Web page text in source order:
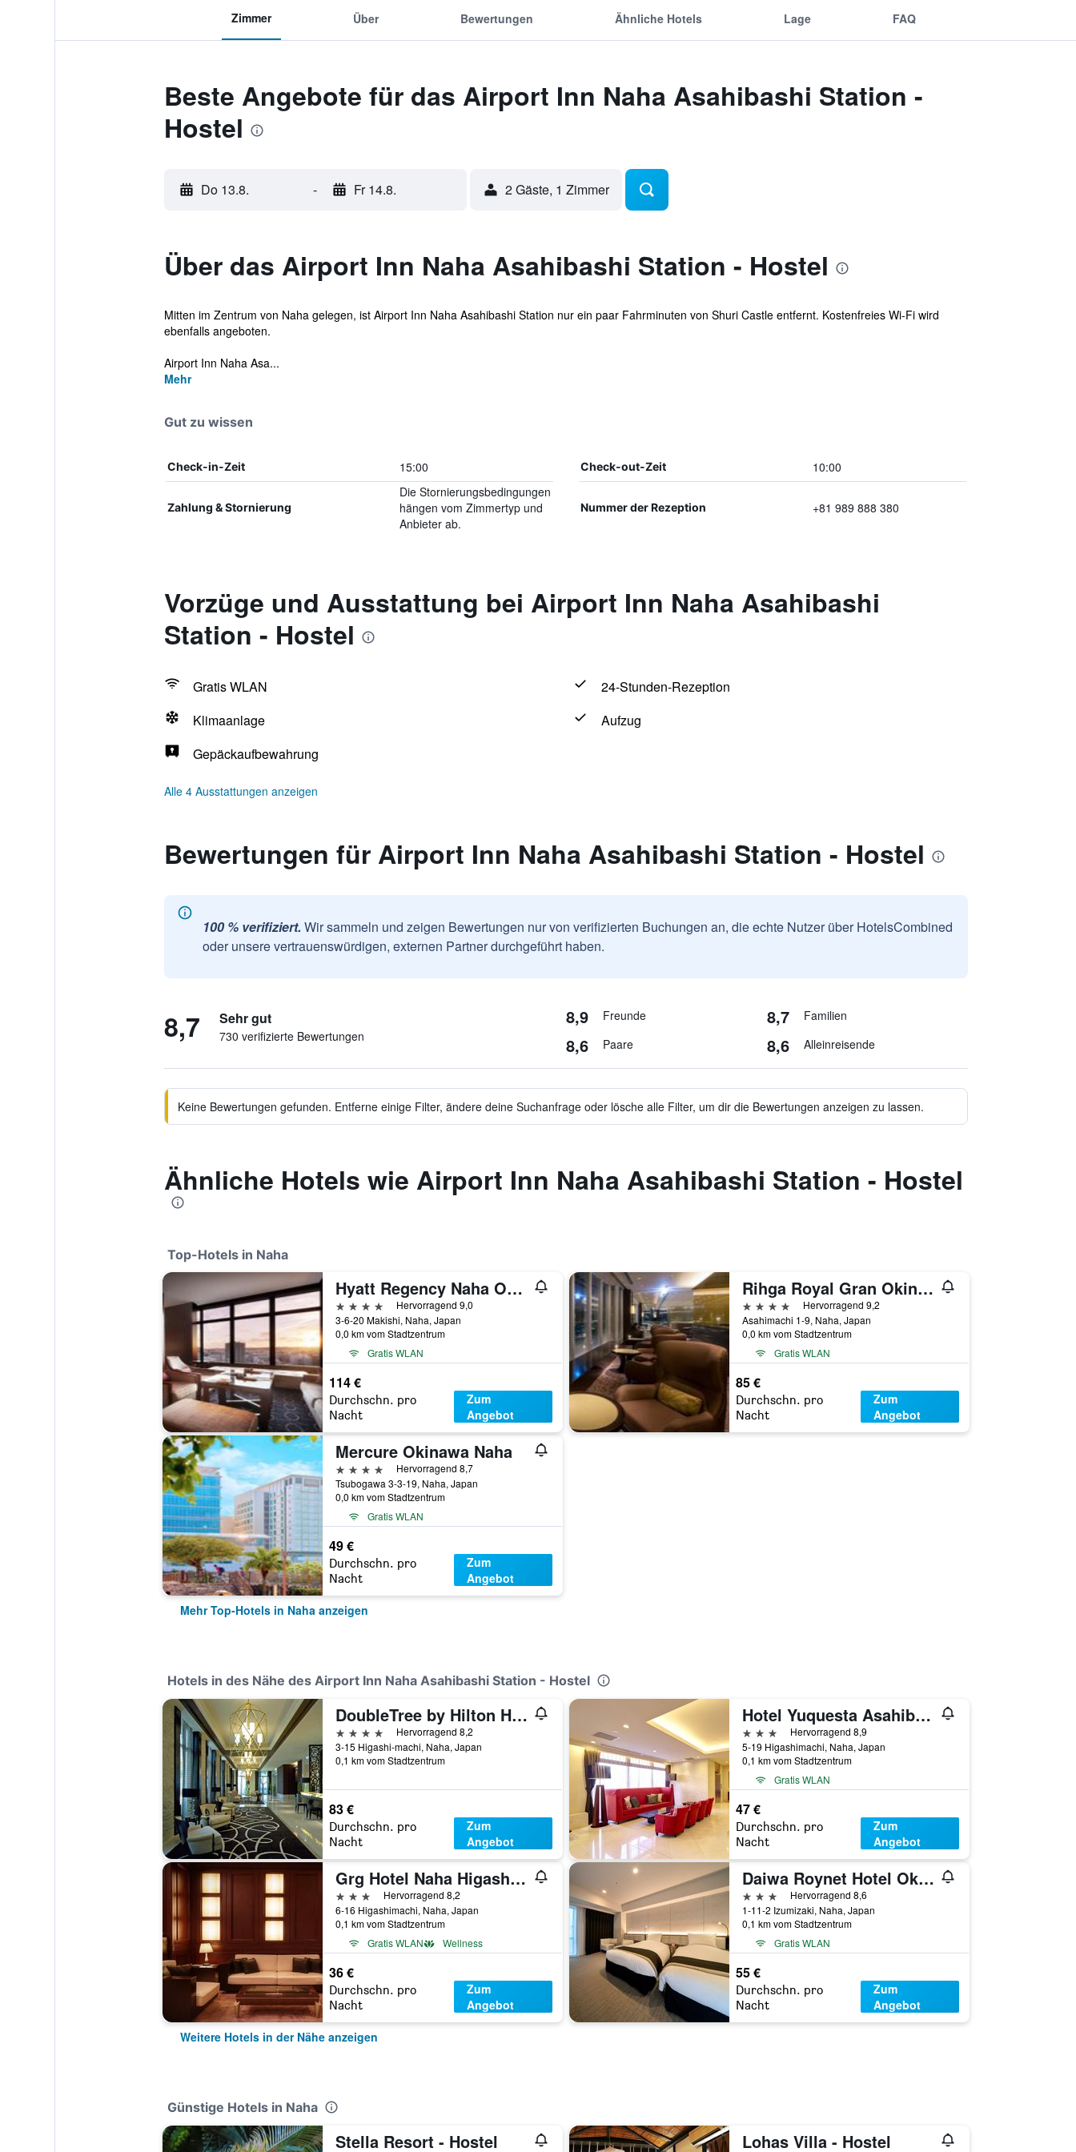
Zimmer Über Bewertungen Ähnliche Hotels Lage FAQ
Beste Angebote für das Airport Inn Naha Asahibashi Station -
Hostel
Do 13.8. - Fr 14.8. 2 Gäste, 1 Zimmer
Über das Airport Inn Naha Asahibashi Station - Hostel
Mitten im Zentrum von Naha gelegen, ist Airport Inn Naha Asahibashi Station nur ein paar Fahrminuten von Shuri Castle entfernt. Kostenfreies Wi-Fi wird
ebenfalls angeboten.
Airport Inn Naha Asa...
Mehr
Gut zu wissen
Check-in-Zeit 15:00 Check-out-Zeit 10:00
Zahlung & Stornierung
Die Stornierungsbedingungen
hängen vom Zimmertyp und
Anbieter ab.
Nummer der Rezeption +81 989 888 380
Vorzüge und Ausstattung bei Airport Inn Naha Asahibashi
Station - Hostel
Gratis WLAN
24-Stunden-Rezeption
Klimaanlage
Aufzug
Gepäckaufbewahrung
Alle 4 Ausstattungen anzeigen
Bewertungen für Airport Inn Naha Asahibashi Station - Hostel
100 % verifiziert. Wir sammeln und zeigen Bewertungen nur von verifizierten Buchungen an, die echte Nutzer über HotelsCombined
oder unsere vertrauenswürdigen, externen Partner durchgeführt haben.
8,7 Sehr gut
730 verifizierte Bewertungen
8,9 Freunde 8,7 Familien
8,6 Paare 8,6 Alleinreisende
Keine Bewertungen gefunden. Entferne einige Filter, ändere deine Suchanfrage oder lösche alle Filter, um dir die Bewertungen anzeigen zu lassen.
Ähnliche Hotels wie Airport Inn Naha Asahibashi Station - Hostel
Top-Hotels in Naha
Hyatt Regency Naha Okinawa
4 Sterne
Hervorragend 9,0
3-6-20 Makishi, Naha, Japan
0,0 km vom Stadtzentrum
Gratis WLAN
114 €
Durchschn. pro
Nacht
Zum
Angebot
Rihga Royal Gran Okinawa
4 Sterne
Hervorragend 9,2
Asahimachi 1-9, Naha, Japan
0,0 km vom Stadtzentrum
Gratis WLAN
85 €
Durchschn. pro
Nacht
Zum
Angebot
Mercure Okinawa Naha
4 Sterne
Hervorragend 8,7
Tsubogawa 3-3-19, Naha, Japan
0,0 km vom Stadtzentrum
Gratis WLAN
49 €
Durchschn. pro
Nacht
Zum
Angebot
Mehr Top-Hotels in Naha anzeigen
Hotels in des Nähe des Airport Inn Naha Asahibashi Station - Hostel
DoubleTree by Hilton Hotel Naha
4 Sterne
Hervorragend 8,2
3-15 Higashi-machi, Naha, Japan
0,1 km vom Stadtzentrum
83 €
Durchschn. pro
Nacht
Zum
Angebot
Hotel Yuquesta Asahibashi
3 Sterne
Hervorragend 8,9
5-19 Higashimachi, Naha, Japan
0,1 km vom Stadtzentrum
Gratis WLAN
47 €
Durchschn. pro
Nacht
Zum
Angebot
Grg Hotel Naha Higashimachi
3 Sterne
Hervorragend 8,2
6-16 Higashimachi, Naha, Japan
0,1 km vom Stadtzentrum
Gratis WLAN
Wellness
36 €
Durchschn. pro
Nacht
Zum
Angebot
Daiwa Roynet Hotel Okinawa-Kenchomae
3 Sterne
Hervorragend 8,6
1-11-2 Izumizaki, Naha, Japan
0,1 km vom Stadtzentrum
Gratis WLAN
55 €
Durchschn. pro
Nacht
Zum
Angebot
Weitere Hotels in der Nähe anzeigen
Günstige Hotels in Naha
Stella Resort - Hostel Lohas Villa - Hostel